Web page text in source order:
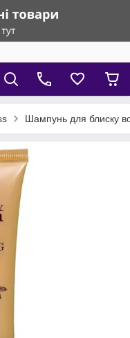
Шампунь для блиску